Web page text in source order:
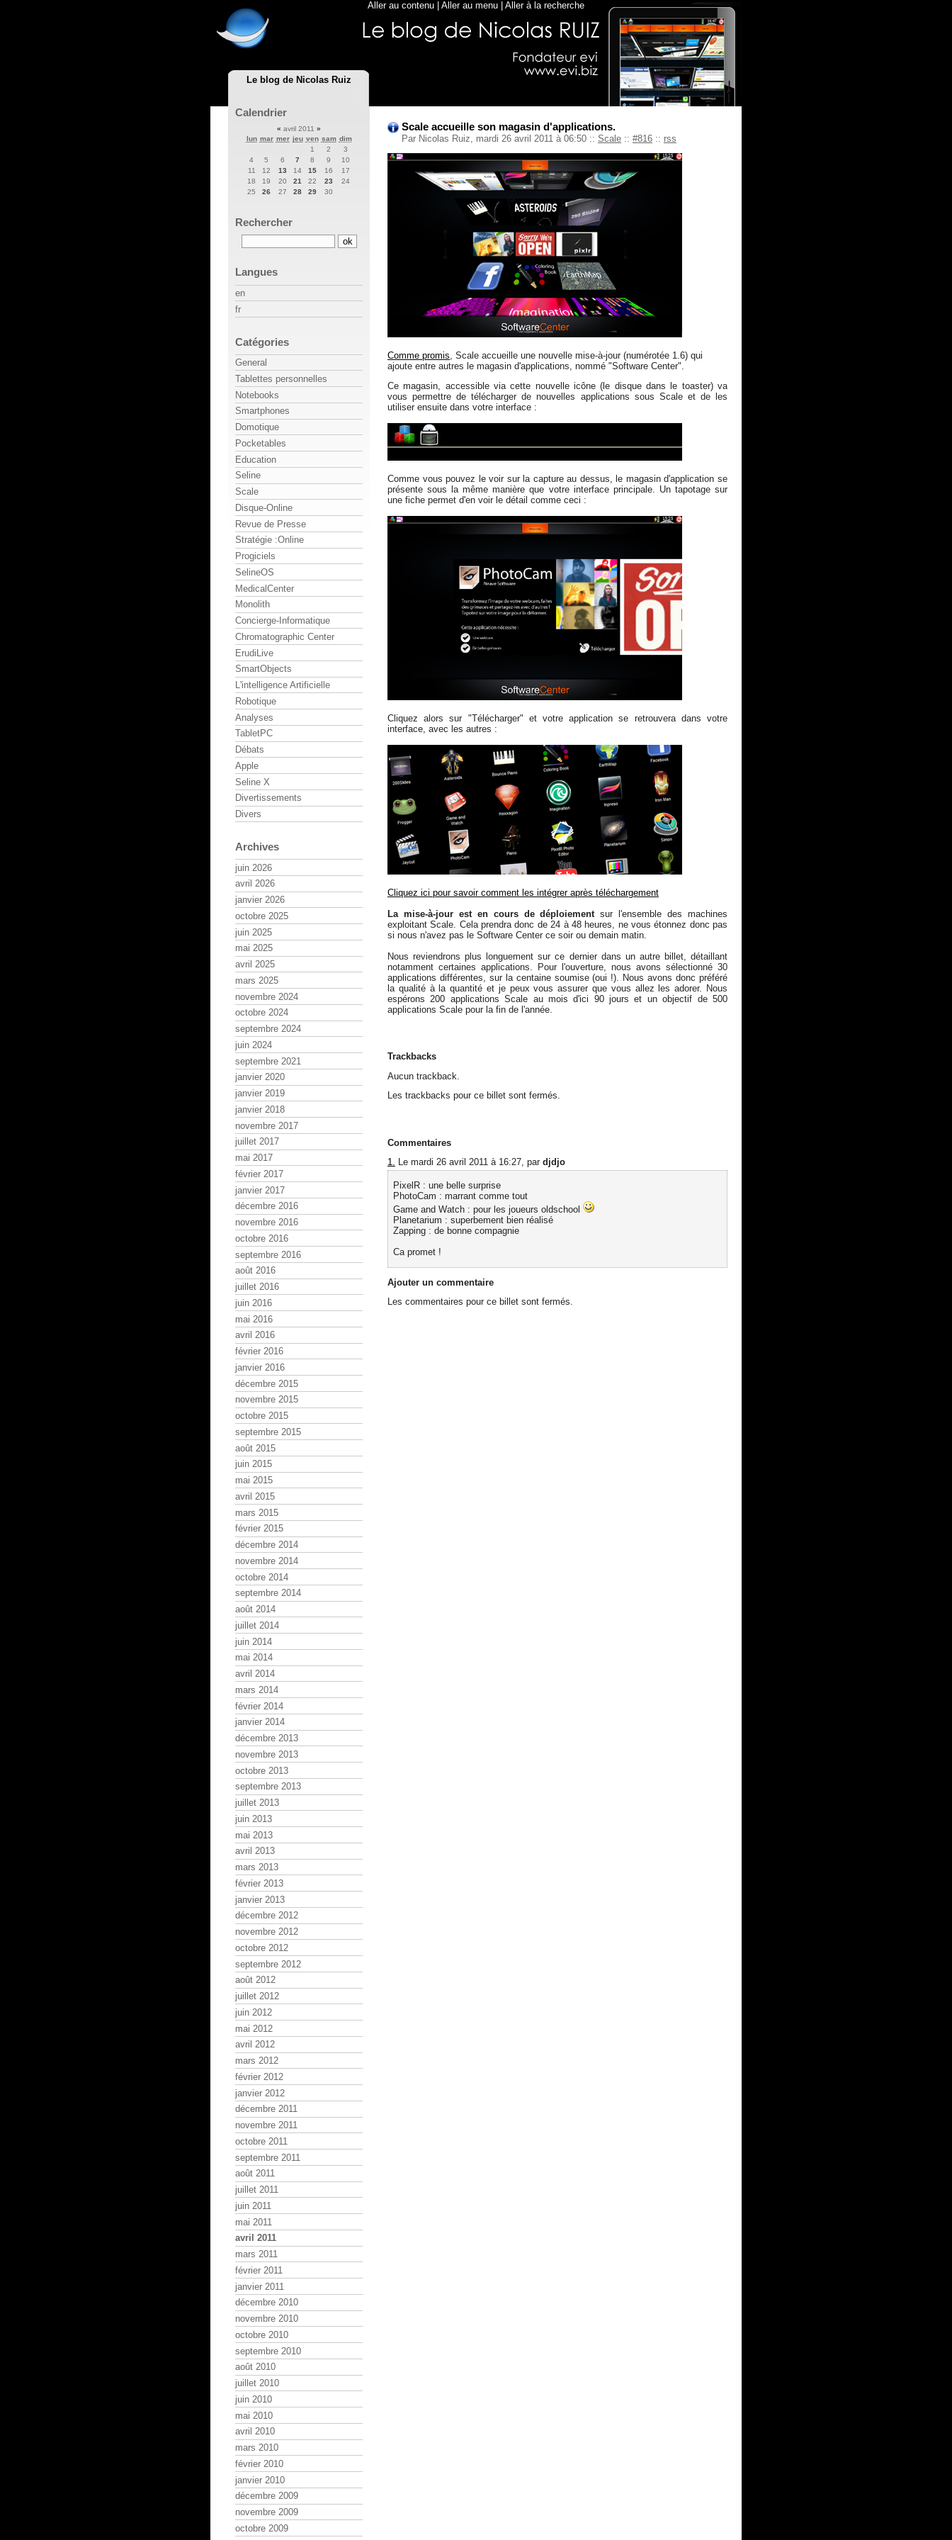
Le blog de Nicolas Ruiz
Aller au contenu Aller au menu Aller à la recherche
Scale accueille son magasin d'applications.
Par Nicolas Ruiz, mardi 26 avril 2011 à 06:50 :: Scale :: #816 :: rss
Comme promis , Scale accueille une nouvelle mise-à-jour (numérotée 1.6) qui
ajoute entre autres le magasin d'applications, nommé "Software Center".
Ce magasin, accessible via cette nouvelle icône (le disque dans le toaster) va
vous permettre de télécharger de nouvelles applications sous Scale et de les
utiliser ensuite dans votre interface :
Comme vous pouvez le voir sur la capture au dessus, le magasin d'application se
présente sous la même manière que votre interface principale. Un tapotage sur
une fiche permet d'en voir le détail comme ceci :
Cliquez alors sur "Télécharger" et votre application se retrouvera dans votre
interface, avec les autres :
Cliquez ici pour savoir comment les intégrer après téléchargement
La mise-à-jour est en cours de déploiement sur l'ensemble des machines
exploitant Scale. Cela prendra donc de 24 à 48 heures, ne vous étonnez donc pas
si nous n'avez pas le Software Center ce soir ou demain matin.
Nous reviendrons plus longuement sur ce dernier dans un autre billet, détaillant
notamment certaines applications. Pour l'ouverture, nous avons sélectionné 30
applications différentes, sur la centaine soumise (oui !). Nous avons donc préféré
la qualité à la quantité et je peux vous assurer que vous allez les adorer. Nous
espérons 200 applications Scale au mois d'ici 90 jours et un objectif de 500
applications Scale pour la fin de l'année.
Trackbacks
Aucun trackback.
Les trackbacks pour ce billet sont fermés.
Commentaires
1. Le mardi 26 avril 2011 à 16:27, par djdjo
PixelR : une belle surprise
PhotoCam : marrant comme tout
Game and Watch : pour les joueurs oldschool
Planetarium : superbement bien réalisé
Zapping : de bonne compagnie
Ca promet !
Ajouter un commentaire
Les commentaires pour ce billet sont fermés.
Calendrier
« avril 2011 »
lun mar mer jeu ven sam dim
1
2
3
4
5 6 7 8 9
10
11
12 13 14 15 16
17
18
19 20 21 22 23
24
25
26 27 28 29 30
Rechercher
Langues
en
fr
Catégories
General
Tablettes personnelles
Notebooks
Smartphones
Domotique
Pocketables
Education
Seline
Scale
Disque-Online
Revue de Presse
Stratégie :Online
Progiciels
SelineOS
MedicalCenter
Monolith
Concierge-Informatique
Chromatographic Center
ErudiLive
SmartObjects
L'intelligence Artificielle
Robotique
Analyses
TabletPC
Débats
Apple
Seline X
Divertissements
Divers
Archives
juin 2026
avril 2026
janvier 2026
octobre 2025
juin 2025
mai 2025
avril 2025
mars 2025
novembre 2024
octobre 2024
septembre 2024
juin 2024
septembre 2021
janvier 2020
janvier 2019
janvier 2018
novembre 2017
juillet 2017
mai 2017
février 2017
janvier 2017
décembre 2016
novembre 2016
octobre 2016
septembre 2016
août 2016
juillet 2016
juin 2016
mai 2016
avril 2016
février 2016
janvier 2016
décembre 2015
novembre 2015
octobre 2015
septembre 2015
août 2015
juin 2015
mai 2015
avril 2015
mars 2015
février 2015
décembre 2014
novembre 2014
octobre 2014
septembre 2014
août 2014
juillet 2014
juin 2014
mai 2014
avril 2014
mars 2014
février 2014
janvier 2014
décembre 2013
novembre 2013
octobre 2013
septembre 2013
juillet 2013
juin 2013
mai 2013
avril 2013
mars 2013
février 2013
janvier 2013
décembre 2012
novembre 2012
octobre 2012
septembre 2012
août 2012
juillet 2012
juin 2012
mai 2012
avril 2012
mars 2012
février 2012
janvier 2012
décembre 2011
novembre 2011
octobre 2011
septembre 2011
août 2011
juillet 2011
juin 2011
mai 2011
avril 2011
mars 2011
février 2011
janvier 2011
décembre 2010
novembre 2010
octobre 2010
septembre 2010
août 2010
juillet 2010
juin 2010
mai 2010
avril 2010
mars 2010
février 2010
janvier 2010
décembre 2009
novembre 2009
octobre 2009